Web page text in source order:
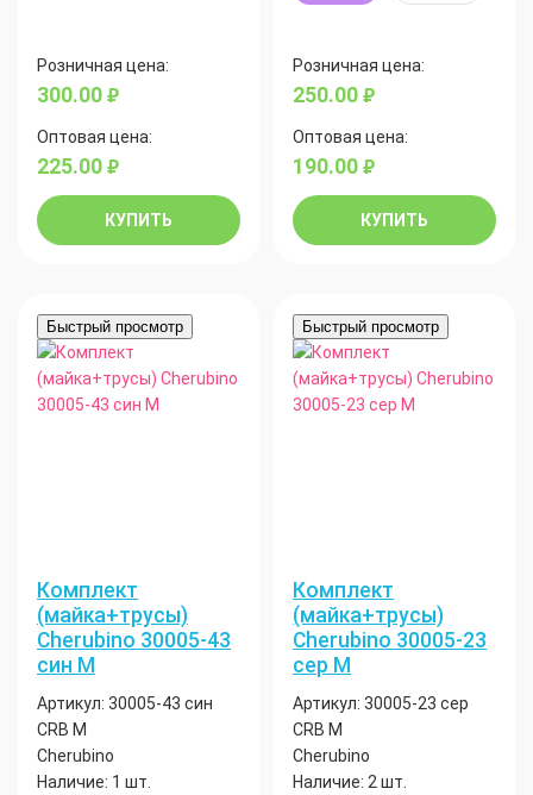
Розничная цена:
300.00 руб.
Оптовая цена:
225.00 руб.
КУПИТЬ
Розничная цена:
250.00руб.
Оптовая цена:
190.00руб.
КУПИТЬ
Быстрый просмотр
Комплект
(майка+трусы)
Cherubino 30005-43
син М
Артикул: 30005-43 син
CRB М
Cherubino
Наличие: 1 шт.
Быстрый просмотр
Комплект
(майка+трусы)
Cherubino 30005-23
сер М
Артикул: 30005-23 сер
CRB М
Cherubino
Наличие: 2 шт.